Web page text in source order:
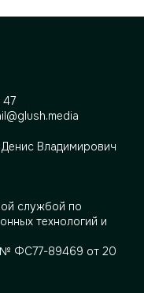
47
Владимирович
службой по
технологий и
№ ФС77-89469 от 20